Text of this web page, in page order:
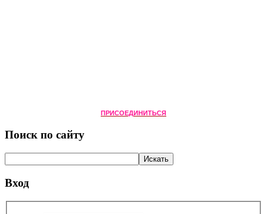
ПРИСОЕДИНИТЬСЯ
Поиск по сайту
Вход